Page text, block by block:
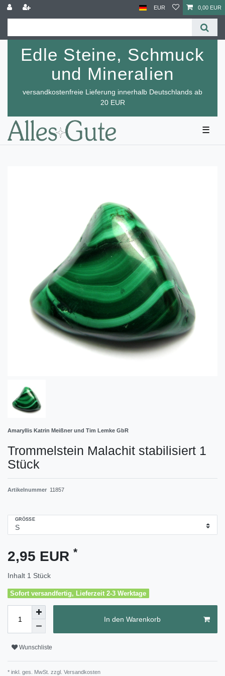
EUR 0,00 EUR
Edle Steine, Schmuck
und Mineralien
versandkostenfreie Lieferung innerhalb Deutschlands ab
20 EUR
☰
Amaryllis Katrin Meißner und Tim Lemke GbR
Trommelstein Malachit stabilisiert 1
Stück
Artikelnummer 11857
GRÖSSE
2,95 EUR *
Inhalt 1 Stück
Sofort versandfertig, Lieferzeit 2-3 Werktage
In den Warenkorb
Wunschliste
* inkl. ges. MwSt. zzgl. Versandkosten